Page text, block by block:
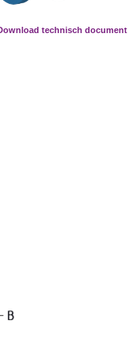
technisch document